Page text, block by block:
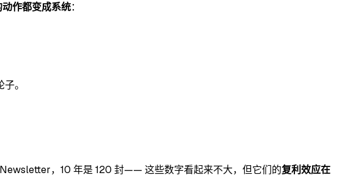
作都变成系统：
。
，10 年是 120 封—— 这些数字看起来不大，但它们的复利效应在